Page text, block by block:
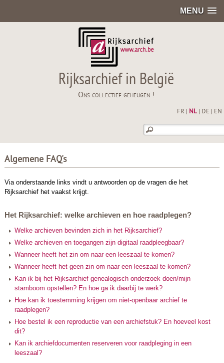
MENU
Rijksarchief in België
Ons collectief geheugen !
FR NL| DE EN
Algemene FAQ's
Via onderstaande links vindt u antwoorden op de vragen die het
Rijksarchief het vaakst krijgt.
Het Rijksarchief: welke archieven en hoe raadplegen?
Welke archieven bevinden zich in het Rijksarchief?
Welke archieven en toegangen zijn digitaal raadpleegbaar?
Wanneer heeft het zin om naar een leeszaal te komen?
Wanneer heeft het geen zin om naar een leeszaal te komen?
Kan ik bij het Rijksarchief genealogisch onderzoek doen/mijn
stamboom opstellen? En hoe ga ik daarbij te werk?
Hoe kan ik toestemming krijgen om niet-openbaar archief te
raadplegen?
Hoe bestel ik een reproductie van een archiefstuk? En hoeveel kost
dit?
Kan ik archiefdocumenten reserveren voor raadpleging in een
leeszaal?